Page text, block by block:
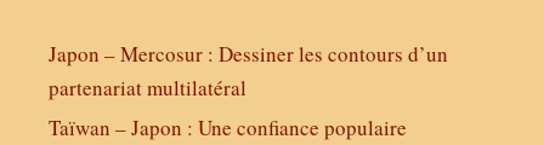
Japon – Mercosur : Dessiner les contours d’un
partenariat multilatéral
Taïwan – Japon : Une confiance populaire